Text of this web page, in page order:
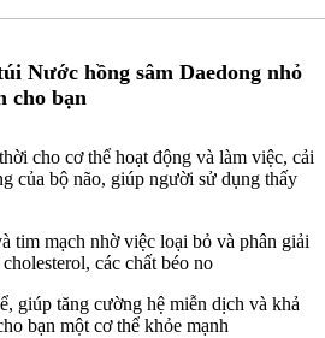
Nước hồng sâm Daedong nhỏ
cho bạn
cho cơ thể hoạt động và làm việc, cải
của bộ não, giúp người sử dụng thấy
tim mạch nhờ việc loại bỏ và phân giải
các chất béo no
giúp tăng cường hệ miễn dịch và khả
bạn một cơ thể khỏe mạnh